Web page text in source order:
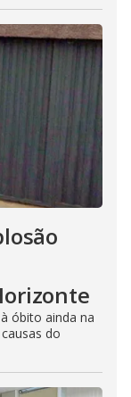
óbito ainda na
do